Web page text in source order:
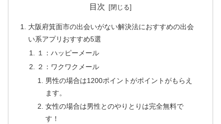
目次
大阪府箕面市の出会いがない解決法におすすめの出会
い系アプリおすすめ5選
１：ハッピーメール
２：ワクワクメール
男性の場合は1200ポイントがポイントがもらえ
ます。
女性の場合は男性とのやりとりは完全無料で
す！